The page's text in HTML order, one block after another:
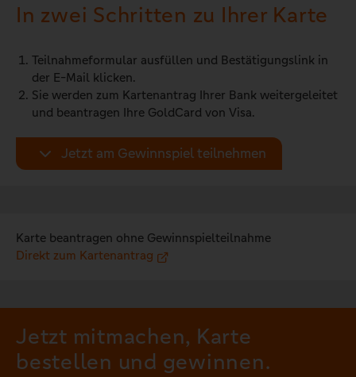
In zwei Schritten zu Ihrer Karte
Teilnahmeformular ausfüllen und Bestätigungslink in
der E-Mail klicken.
Sie werden zum Kartenantrag Ihrer Bank weitergeleitet
und beantragen Ihre GoldCard von Visa.
Jetzt am Gewinnspiel teilnehmen
Karte beantragen ohne Gewinnspielteilnahme
Direkt zum Kartenantrag
Jetzt mitmachen, Karte
bestellen und gewinnen.